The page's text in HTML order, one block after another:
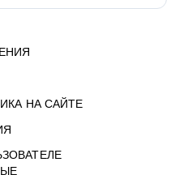
НА САЙТЕ